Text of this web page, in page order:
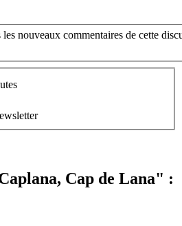
nouveaux commentaires de cette
Cap de Lana" :